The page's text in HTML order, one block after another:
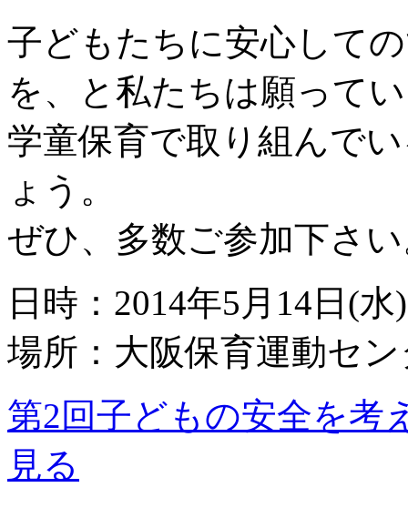
子どもたちに安心して
を、と私たちは願って
学童保育で取り組んで
ょう。
ぜひ、多数ご参加下さ
日時：2014年5月14日(水
場所：大阪保育運動セ
第2回子どもの安全を考
見る